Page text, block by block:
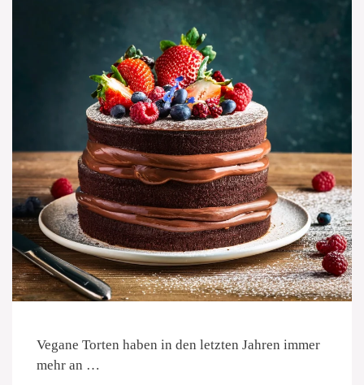
Vegane Torten haben in den letzten Jahren immer
mehr an …